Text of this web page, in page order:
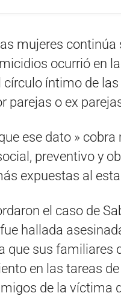
mujeres
ocurrió en
círculo íntimo de
parejas o ex
ese dato »
preventivo y
expuestas al
el caso de
hallada
que sus
en las tareas
de la víctima